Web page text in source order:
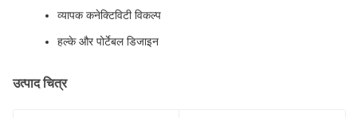
व्यापक कनेक्टिविटी विकल्प
हल्के और पोर्टेबल डिजाइन
उत्पाद चित्र